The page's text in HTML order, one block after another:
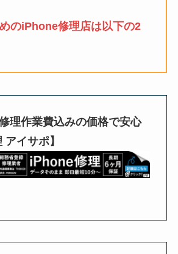
のiPhone修理店は以下の2
理作業費込みの価格で安心
アイサポ】